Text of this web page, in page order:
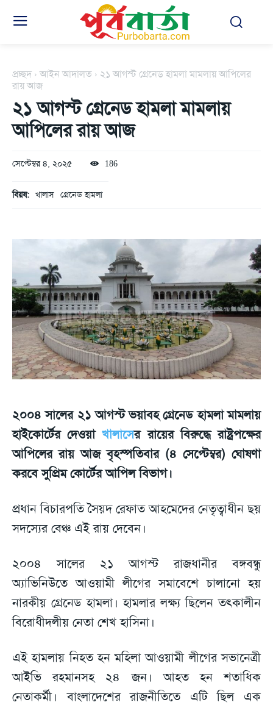
প্রচ্ছদ আইন আদালত
২১ আগস্ট গ্রেনেড হামলা মামলায় আপিলের
রায় আজ
২১ আগস্ট গ্রেনেড হামলা মামলায়
আপিলের রায় আজ
সেপ্টেম্বর ৪, ২০২৫ 186
বিয়ষ: খালাস গ্রেনেড হামলা
২০০৪ সালের ২১ আগস্ট ভয়াবহ গ্রেনেড হামলা মামলায়
হাইকোর্টের দেওয়াখালাসের রায়ের বিরুদ্ধে রাষ্ট্রপক্ষের
আপিলের রায় আজ বৃহস্পতিবার (৪ সেপ্টেম্বর) ঘোষণা
করবে সুপ্রিম কোর্টের আপিল বিভাগ।
প্রধান বিচারপতি সৈয়দ রেফাত আহমেদের নেতৃত্বাধীন ছয়
সদস্যের বেঞ্চ এই রায় দেবেন।
২০০৪ সালের ২১ আগস্ট রাজধানীর বঙ্গবন্ধু
অ্যাভিনিউতে আওয়ামী লীগের সমাবেশে চালানো হয়
নারকীয় গ্রেনেড হামলা। হামলার লক্ষ্য ছিলেন তৎকালীন
বিরোধীদলীয় নেতা শেখ হাসিনা।
এই হামলায় নিহত হন মহিলা আওয়ামী লীগের সভানেত্রী
আইভি রহমানসহ ২৪ জন। আহত হন শতাধিক
নেতাকর্মী। বাংলাদেশের রাজনীতিতে এটি ছিল এক